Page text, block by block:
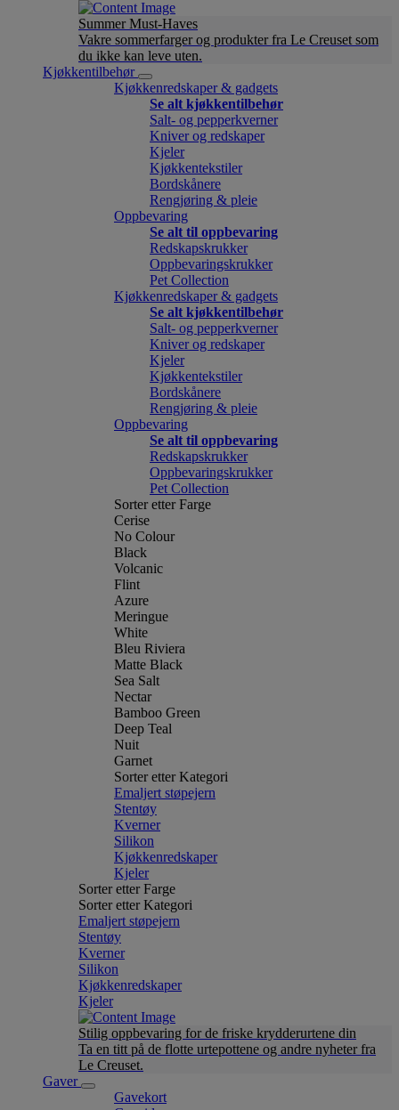
Summer Must-Haves
Vakre sommerfarger og produkter fra Le Creuset som
du ikke kan leve uten.
Kjøkkentilbehør
Kjøkkenredskaper & gadgets
Se alt kjøkkentilbehør
Salt- og pepperkverner
Kniver og redskaper
Kjeler
Kjøkkentekstiler
Bordskånere
Rengjøring & pleie
Oppbevaring
Se alt til oppbevaring
Redskapskrukker
Oppbevaringskrukker
Pet Collection
Kjøkkenredskaper & gadgets
Se alt kjøkkentilbehør
Salt- og pepperkverner
Kniver og redskaper
Kjeler
Kjøkkentekstiler
Bordskånere
Rengjøring & pleie
Oppbevaring
Se alt til oppbevaring
Redskapskrukker
Oppbevaringskrukker
Pet Collection
Sorter etter Farge
Cerise
No Colour
Black
Volcanic
Flint
Azure
Meringue
White
Bleu Riviera
Matte Black
Sea Salt
Nectar
Bamboo Green
Deep Teal
Nuit
Garnet
Sorter etter Kategori
Emaljert støpejern
Stentøy
Kverner
Silikon
Kjøkkenredskaper
Kjeler
Sorter etter Farge
Sorter etter Kategori
Emaljert støpejern
Stentøy
Kverner
Silikon
Kjøkkenredskaper
Kjeler
Stilig oppbevaring for de friske krydderurtene din
Ta en titt på de flotte urtepottene og andre nyheter fra
Le Creuset.
Gaver
Gavekort